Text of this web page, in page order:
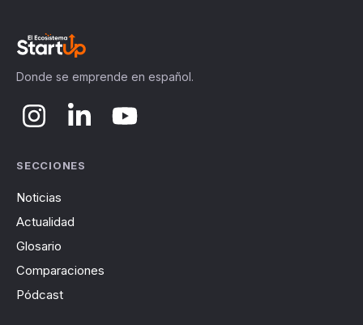
Donde se emprende en español.
SECCIONES
Noticias
Actualidad
Glosario
Comparaciones
Pódcast